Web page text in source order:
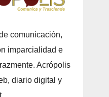
comunicación,
imparcialidad e
Acrópolis
diario digital y